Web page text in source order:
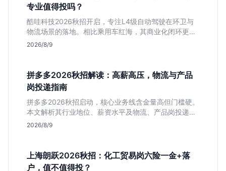
专业值得投吗？
酷哇科技2026秋招开启，专注L4级自动驾驶在环卫与
物流场景的落地。相比乘用车红海，其商业化闭环更清
晰，现金流相对健康。本文解读其业务模式、岗位稳定
2026/8/9
拼多多2026秋招解读：高薪高压，物流与产品
岗投递指南
拼多多2026秋招启动，核心业务线含金量高但门槛硬。
本文解析其行业地位、薪资水平及物流、产品岗投递策
略，助你判断是否适合这种高强度职业起步。
2026/8/9
上海朗跃2026秋招：化工贸易岗六险一金+落
户，值不值得投？